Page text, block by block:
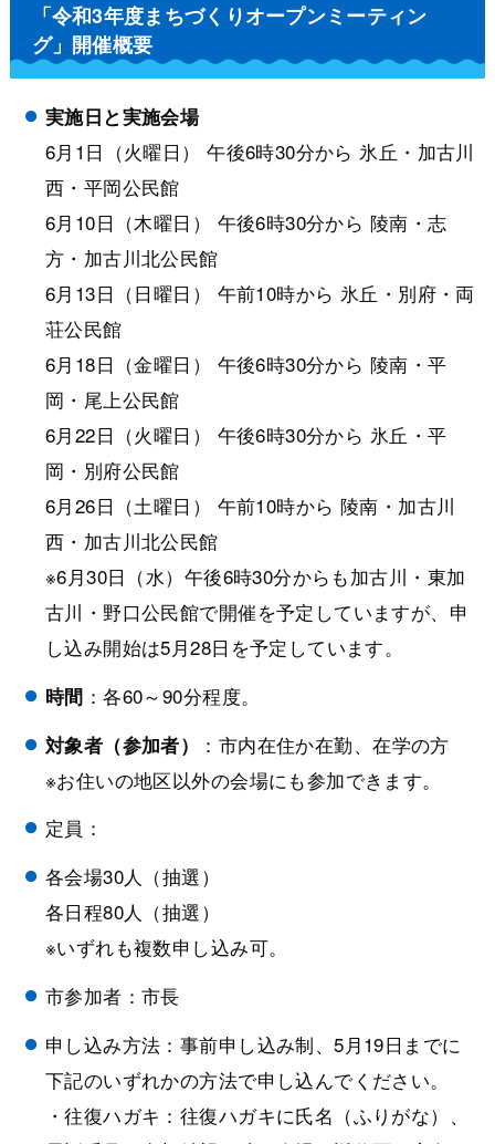
「令和3年度まちづくりオープンミーティン
グ」開催概要
実施日と実施会場
6月1日（火曜日） 午後6時30分から 氷丘・加古川
西・平岡公民館
6月10日（木曜日） 午後6時30分から 陵南・志
方・加古川北公民館
6月13日（日曜日） 午前10時から 氷丘・別府・両
荘公民館
6月18日（金曜日） 午後6時30分から 陵南・平
岡・尾上公民館
6月22日（火曜日） 午後6時30分から 氷丘・平
岡・別府公民館
6月26日（土曜日） 午前10時から 陵南・加古川
西・加古川北公民館
※6月30日（水）午後6時30分からも加古川・東加
古川・野口公民館で開催を予定していますが、申
し込み開始は5月28日を予定しています。
時間 ：各60～90分程度。
対象者（参加者）
：市内在住か在勤、在学の方
※お住いの地区以外の会場にも参加できます。
定員：
各会場30人（抽選）
各日程80人（抽選）
※いずれも複数申し込み可。
市参加者：市長
申し込み方法：事前申し込み制、5月19日までに
下記のいずれかの方法で申し込んでください。
・往復ハガキ：往復ハガキに氏名（ふりがな）、